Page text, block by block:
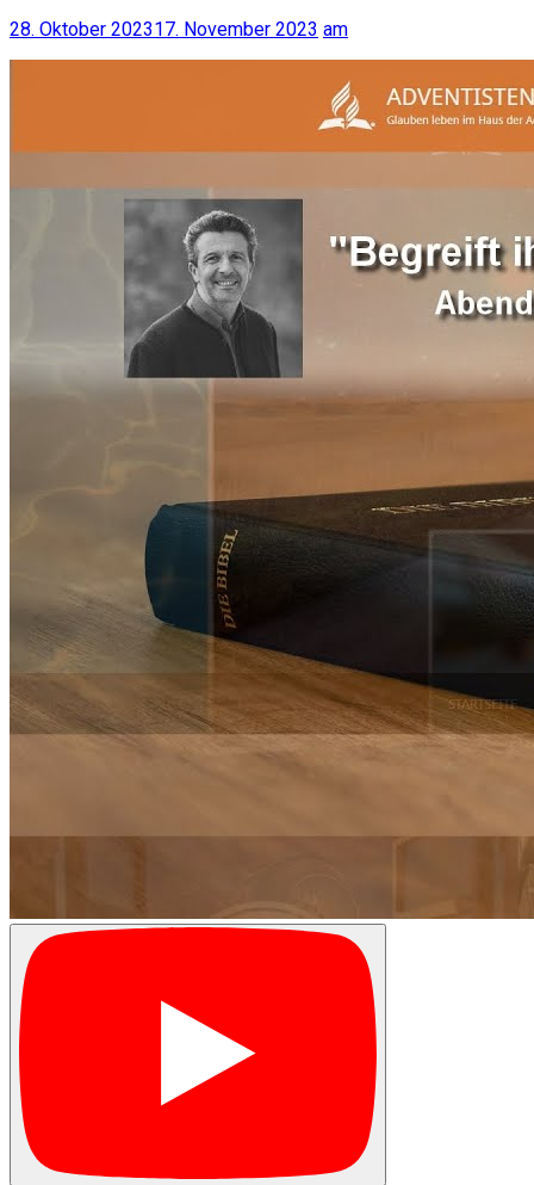
28. Oktober 202317. November 2023 am